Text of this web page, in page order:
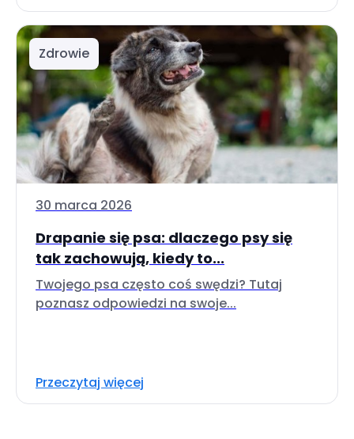
Zdrowie
30 marca 2026
Drapanie się psa: dlaczego psy się
tak zachowują, kiedy to...
Twojego psa często coś swędzi? Tutaj
poznasz odpowiedzi na swoje...
Przeczytaj więcej